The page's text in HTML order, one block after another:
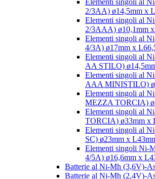
2/3AA) ø14,5mm x
Elementi singoli al
2/3AAA) ø10,1mm
Elementi singoli al
4/3A) ø17mm x
Elementi singoli al
AA STILO)
Elementi singoli al
AAA MINISTILO)
Elementi singoli al
MEZZA TORCIA)
Elementi singoli al
TORCIA) ø33mm x
Elementi singoli al
SC) ø23mm x
Elementi singoli Ni-
4/5A) ø16,6mm x
Batterie al Ni-Mh (3,6V)-
Batterie al Ni-Mh (2,4V)-